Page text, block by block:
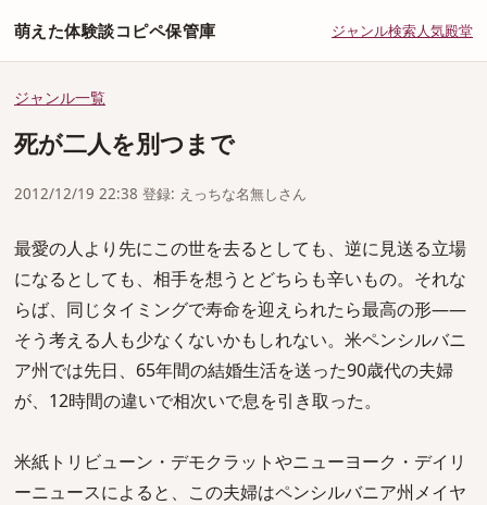
萌えた体験談コピペ保管庫 ジャンル検索人気殿堂
ジャンル一覧
死が二人を別つまで
2012/12/19 22:38 登録: えっちな名無しさん
最愛の人より先にこの世を去るとしても、逆に見送る立場
になるとしても、相手を想うとどちらも辛いもの。それな
らば、同じタイミングで寿命を迎えられたら最高の形――
そう考える人も少なくないかもしれない。米ペンシルバニ
ア州では先日、65年間の結婚生活を送った90歳代の夫婦
が、12時間の違いで相次いで息を引き取った。
米紙トリビューン・デモクラットやニューヨーク・デイリ
ーニュースによると、この夫婦はペンシルバニア州メイヤ